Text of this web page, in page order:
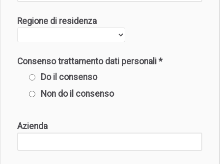
Regione di residenza
Consenso trattamento dati personali *
Do il consenso
Non do il consenso
Azienda